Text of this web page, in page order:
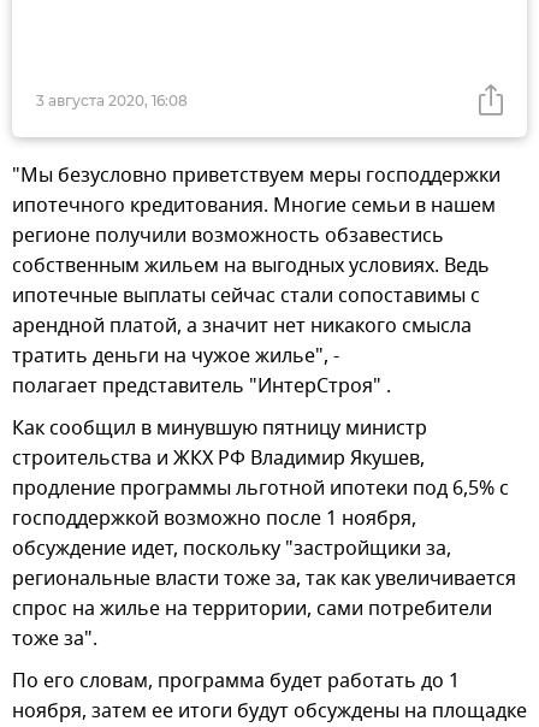
3 августа 2020, 16:08
"Мы безусловно приветствуем меры господдержки
ипотечного кредитования. Многие семьи в нашем
регионе получили возможность обзавестись
собственным жильем на выгодных условиях. Ведь
ипотечные выплаты сейчас стали сопоставимы с
арендной платой, а значит нет никакого смысла
тратить деньги на чужое жилье", -
полагает представитель "ИнтерСтроя" .
Как сообщил в минувшую пятницу министр
строительства и ЖКХ РФ Владимир Якушев,
продление программы льготной ипотеки под 6,5% с
господдержкой возможно после 1 ноября,
обсуждение идет, поскольку "застройщики за,
региональные власти тоже за, так как увеличивается
спрос на жилье на территории, сами потребители
тоже за".
По его словам, программа будет работать до 1
ноября, затем ее итоги будут обсуждены на площадке